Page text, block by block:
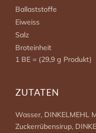
Ballaststoffe
Eiweiss
Salz
Broteinheit
1 BE = (29,9 g Produkt)
ZUTATEN
Wasser, DINKELMEHL
Zuckerrübensirup,